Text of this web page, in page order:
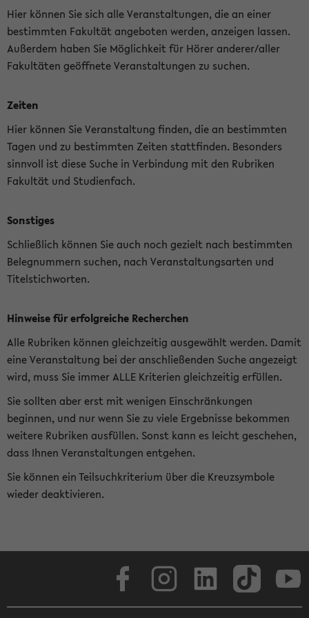
Hier können Sie sich alle Veranstaltungen, die an einer
bestimmten Fakultät angeboten werden, anzeigen lassen.
Außerdem haben Sie Möglichkeit für Hörer anderer/aller
Fakultäten geöffnete Veranstaltungen zu suchen.
Zeiten
Hier können Sie Veranstaltung finden, die an bestimmten
Tagen und zu bestimmten Zeiten stattfinden. Besonders
sinnvoll ist diese Suche in Verbindung mit den Rubriken
Fakultät und Studienfach.
Sonstiges
Schließlich können Sie auch noch gezielt nach bestimmten
Belegnummern suchen, nach Veranstaltungsarten und
Titelstichworten.
Hinweise für erfolgreiche Recherchen
Alle Rubriken können gleichzeitig ausgewählt werden. Damit
eine Veranstaltung bei der anschließenden Suche angezeigt
wird, muss Sie immer ALLE Kriterien gleichzeitig erfüllen.
Sie sollten aber erst mit wenigen Einschränkungen
beginnen, und nur wenn Sie zu viele Ergebnisse bekommen
weitere Rubriken ausfüllen. Sonst kann es leicht geschehen,
dass Ihnen Veranstaltungen entgehen.
Sie können ein Teilsuchkriterium über die Kreuzsymbole
wieder deaktivieren.